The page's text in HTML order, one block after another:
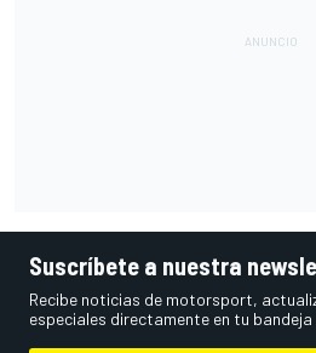
Suscríbete a nuestra
Recibe noticias de motorsport,
especiales directamente en tu